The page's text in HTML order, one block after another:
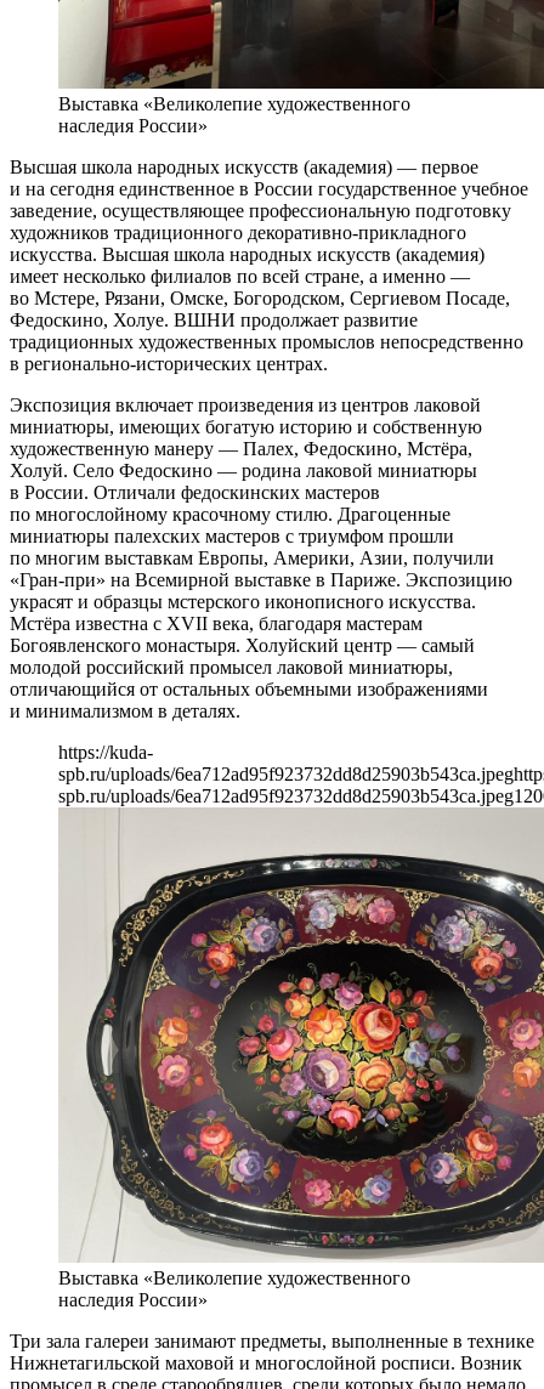
Выставка «Великолепие художественного
наследия России»
Высшая школа народных искусств (академия) — первое
и на сегодня единственное в России государственное учебное
заведение, осуществляющее профессиональную подготовку
художников традиционного декоративно-прикладного
искусства. Высшая школа народных искусств (академия)
имеет несколько филиалов по всей стране, а именно —
во Мстере, Рязани, Омске, Богородском, Сергиевом Посаде,
Федоскино, Холуе. ВШНИ продолжает развитие
традиционных художественных промыслов непосредственно
в регионально-исторических центрах.
Экспозиция включает произведения из центров лаковой
миниатюры, имеющих богатую историю и собственную
художественную манеру — Палех, Федоскино, Мстёра,
Холуй. Село Федоскино — родина лаковой миниатюры
в России. Отличали федоскинских мастеров
по многослойному красочному стилю. Драгоценные
миниатюры палехских мастеров с триумфом прошли
по многим выставкам Европы, Америки, Азии, получили
«Гран-при» на Всемирной выставке в Париже. Экспозицию
украсят и образцы мстерского иконописного искусства.
Мстёра известна с XVII века, благодаря мастерам
Богоявленского монастыря. Холуйский центр — самый
молодой российский промысел лаковой миниатюры,
отличающийся от остальных объемными изображениями
и минимализмом в деталях.
https://kuda-
spb.ru/uploads/6ea712ad95f923732dd8d25903b543ca.jpeg
spb.ru/uploads/6ea712ad95f923732dd8d25903b543ca.jpeg
Выставка «Великолепие художественного
наследия России»
Три зала галереи занимают предметы, выполненные в технике
Нижнетагильской маховой и многослойной росписи. Возник